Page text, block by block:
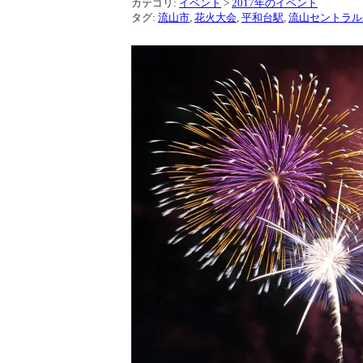
カテゴリ: イベント > 2017年のイベント
タグ: 流山市 花火大会 平和台駅 流山セントラ